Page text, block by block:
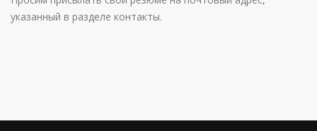
указанный в разделе контакты.